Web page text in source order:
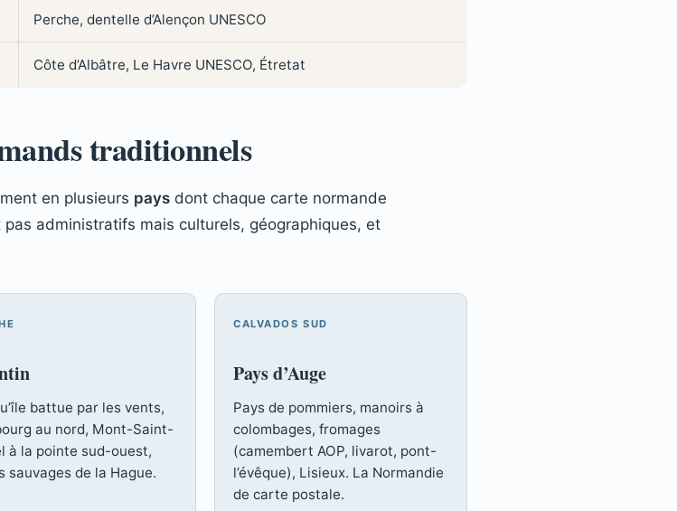
Perche, dentelle d’Alençon UNESCO
Côte d’Albâtre, Le Havre UNESCO, Étretat
traditionnels
en plusieurs pays dont chaque carte normande
administratifs mais culturels, géographiques, et
battue par les vents,
au nord, Mont-Saint-
à la pointe sud-ouest,
sauvages de la Hague.
CALVADOS SUD
Pays d’Auge
Pays de pommiers, manoirs à
colombages, fromages
(camembert AOP, livarot, pont-
l’évêque), Lisieux. La Normandie
de carte postale.